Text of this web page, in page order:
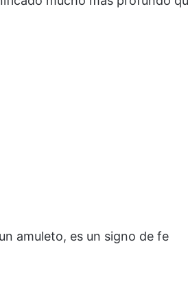
amuleto, es un signo de fe